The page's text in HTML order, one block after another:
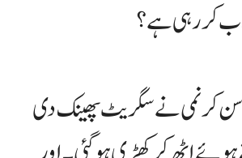
کر رہی ہے؟
کر نمی نے سگریٹ پھینک دی